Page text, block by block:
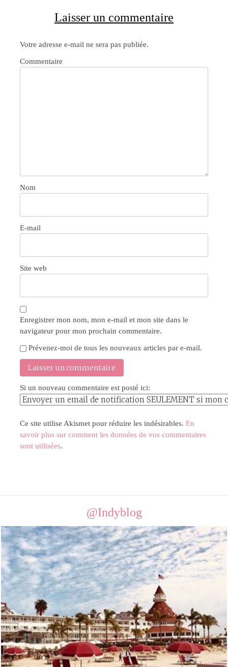
Laisser un commentaire
Votre adresse e-mail ne sera pas publiée.
Commentaire
Nom
E-mail
Site web
Enregistrer mon nom, mon e-mail et mon site dans le
navigateur pour mon prochain commentaire.
Prévenez-moi de tous les nouveaux articles par e-mail.
Si un nouveau commentaire est posté ici:
Ce site utilise Akismet pour réduire les indésirables. En
savoir plus sur comment les données de vos commentaires
sont utilisées.
@Indyblog